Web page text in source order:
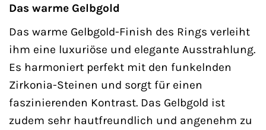
Das warme Gelbgold
Das warme Gelbgold-Finish des Rings verleiht
ihm eine luxuriöse und elegante Ausstrahlung.
Es harmoniert perfekt mit den funkelnden
Zirkonia-Steinen und sorgt für einen
faszinierenden Kontrast. Das Gelbgold ist
zudem sehr hautfreundlich und angenehm zu